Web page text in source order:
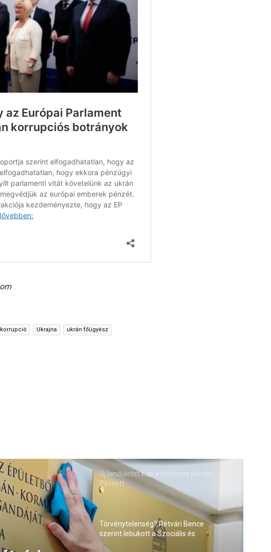
korrupció Ukrajna ukrán főügyész
Új lendületet kap a ferences jelenlét
Pécsett
Törvénytelenség? Rétvári Bence
szerint lebukott a Szociális és
Családügyi Minisztérium